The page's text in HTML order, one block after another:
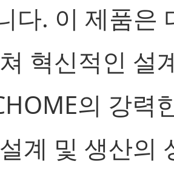
다. 이 제품은
혁신적인 설
의 강력
계 및 생산의